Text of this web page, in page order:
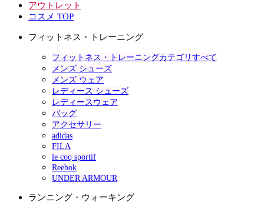
アウトレット
コスメ TOP
フィットネス・トレーニング
フィットネス・トレーニングカテゴリすべて
メンズ シューズ
メンズ ウェア
レディース シューズ
レディースウェア
バッグ
アクセサリー
adidas
FILA
le coq sportif
Reebok
UNDER ARMOUR
ランニング・ウォーキング